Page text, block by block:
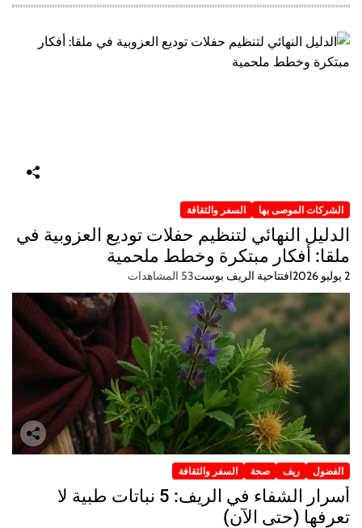
الشركات الموصى بها السفر والثقافة
الدليل النهائي لتنظيم حفلات توديع العزوبية في
ملقا: أفكار مبتكرة وخطط ملحمية
2 يوليو 2026 افتتاحية الريف بوست53 المشاهدات
الفضول ريف صحة السفر والثقافة
أسرار الشفاء في الريف: 5 نباتات طبية لا
تعرفها (حتى الآن)